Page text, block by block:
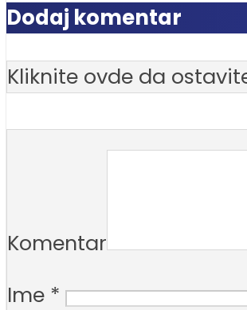
Dodaj komentar
Kliknite ovde da
Komentar
Ime *